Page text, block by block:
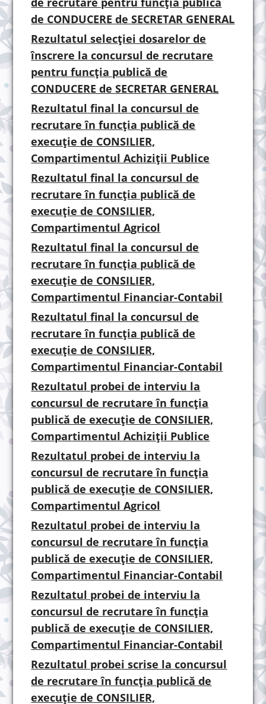
de CONDUCERE de SECRETAR GENERAL
Rezultatul selecției dosarelor de
înscrere la concursul de recrutare
pentru funcția publică de
CONDUCERE de SECRETAR GENERAL
Rezultatul final la concursul de
recrutare în funcția publică de
execuție de CONSILIER,
Compartimentul Achiziții Publice
Rezultatul final la concursul de
recrutare în funcția publică de
execuție de CONSILIER,
Compartimentul Agricol
Rezultatul final la concursul de
recrutare în funcția publică de
execuție de CONSILIER,
Compartimentul Financiar-Contabil
Rezultatul final la concursul de
recrutare în funcția publică de
execuție de CONSILIER,
Compartimentul Financiar-Contabil
Rezultatul probei de interviu la
concursul de recrutare în funcția
publică de execuție de CONSILIER,
Compartimentul Achiziții Publice
Rezultatul probei de interviu la
concursul de recrutare în funcția
publică de execuție de CONSILIER,
Compartimentul Agricol
Rezultatul probei de interviu la
concursul de recrutare în funcția
publică de execuție de CONSILIER,
Compartimentul Financiar-Contabil
Rezultatul probei de interviu la
concursul de recrutare în funcția
publică de execuție de CONSILIER,
Compartimentul Financiar-Contabil
Rezultatul probei scrise la concursul
de recrutare în funcția publică de
execuție de CONSILIER,